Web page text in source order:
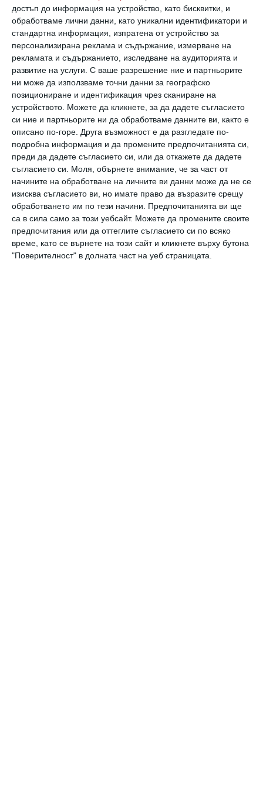
достъп до информация на устройство, като бисквитки, и
обработваме лични данни, като уникални идентификатори и
стандартна информация, изпратена от устройство за
персонализирана реклама и съдържание, измерване на
рекламата и съдържанието, изследване на аудиторията и
развитие на услуги. С ваше разрешение ние и партньорите
ни може да използваме точни данни за географско
позициониране и идентификация чрез сканиране на
устройството. Можете да кликнете, за да дадете съгласието
си ние и партньорите ни да обработваме данните ви, както е
описано по-горе. Друга възможност е да разгледате по-
подробна информация и да промените предпочитанията си,
преди да дадете съгласието си, или да откажете да дадете
съгласието си. Моля, обърнете внимание, че за част от
начините на обработване на личните ви данни може да не се
изисква съгласието ви, но имате право да възразите срещу
обработването им по тези начини. Предпочитанията ви ще
са в сила само за този уебсайт. Можете да промените своите
предпочитания или да оттеглите съгласието си по всяко
време, като се върнете на този сайт и кликнете върху бутона
"Поверителност" в долната част на уеб страницата.
дядо/родители, проблеми на речта,
възпитание на отговорност у децата и още
много.
В "Кътовете за консултации за настоящи и
бъдещи родители" ще можете да попитате
и да получите съвет и информация за всичко,
свързано с грижата за детската кожа, да
разберете повече за стволовите клетки и
регенеративната медицина, да зададете
всеки въпрос за раждането директно на
опитни акушерки, да получите съвет за
планиране на семейните финанси.
Психолози и терапевти са на разположение